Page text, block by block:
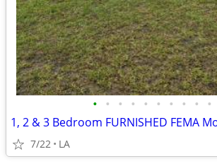
• • • • • • • • • •
7/22 LA